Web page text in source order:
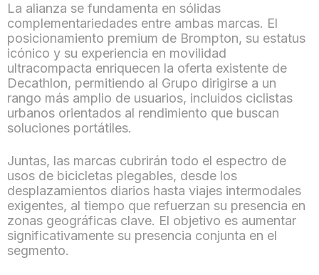
La alianza se fundamenta en sólidas
complementariedades entre ambas marcas. El
posicionamiento premium de Brompton, su estatus
icónico y su experiencia en movilidad
ultracompacta enriquecen la oferta existente de
Decathlon, permitiendo al Grupo dirigirse a un
rango más amplio de usuarios, incluidos ciclistas
urbanos orientados al rendimiento que buscan
soluciones portátiles.
Juntas, las marcas cubrirán todo el espectro de
usos de bicicletas plegables, desde los
desplazamientos diarios hasta viajes intermodales
exigentes, al tiempo que refuerzan su presencia en
zonas geográficas clave. El objetivo es aumentar
significativamente su presencia conjunta en el
segmento.